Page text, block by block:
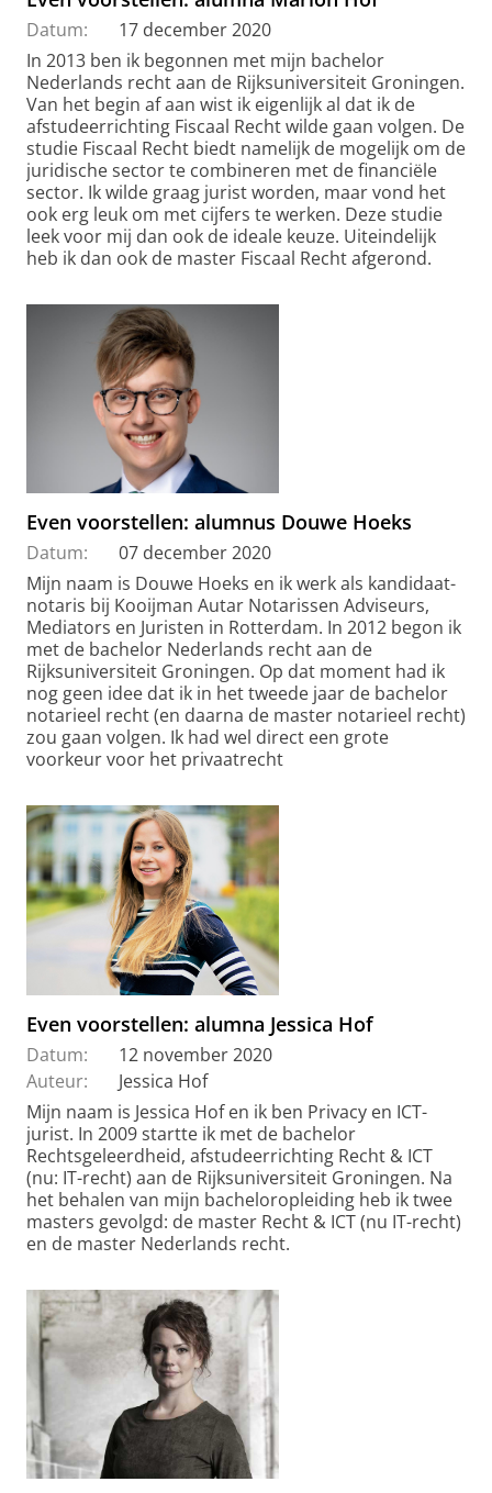
Datum:
17 december 2020
In 2013 ben ik begonnen met mijn bachelor
Nederlands recht aan de Rijksuniversiteit Groningen.
Van het begin af aan wist ik eigenlijk al dat ik de
afstudeerrichting Fiscaal Recht wilde gaan volgen. De
studie Fiscaal Recht biedt namelijk de mogelijk om de
juridische sector te combineren met de financiële
sector. Ik wilde graag jurist worden, maar vond het
ook erg leuk om met cijfers te werken. Deze studie
leek voor mij dan ook de ideale keuze. Uiteindelijk
heb ik dan ook de master Fiscaal Recht afgerond.
Even voorstellen: alumnus Douwe Hoeks
Datum:
07 december 2020
Mijn naam is Douwe Hoeks en ik werk als kandidaat-
notaris bij Kooijman Autar Notarissen Adviseurs,
Mediators en Juristen in Rotterdam. In 2012 begon ik
met de bachelor Nederlands recht aan de
Rijksuniversiteit Groningen. Op dat moment had ik
nog geen idee dat ik in het tweede jaar de bachelor
notarieel recht (en daarna de master notarieel recht)
zou gaan volgen. Ik had wel direct een grote
voorkeur voor het privaatrecht
Even voorstellen: alumna Jessica Hof
Datum:
12 november 2020
Auteur:
Jessica Hof
Mijn naam is Jessica Hof en ik ben Privacy en ICT-
jurist. In 2009 startte ik met de bachelor
Rechtsgeleerdheid, afstudeerrichting Recht & ICT
(nu: IT-recht) aan de Rijksuniversiteit Groningen. Na
het behalen van mijn bacheloropleiding heb ik twee
masters gevolgd: de master Recht & ICT (nu IT-recht)
en de master Nederlands recht.